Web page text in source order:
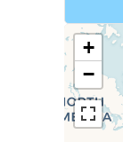
+
−